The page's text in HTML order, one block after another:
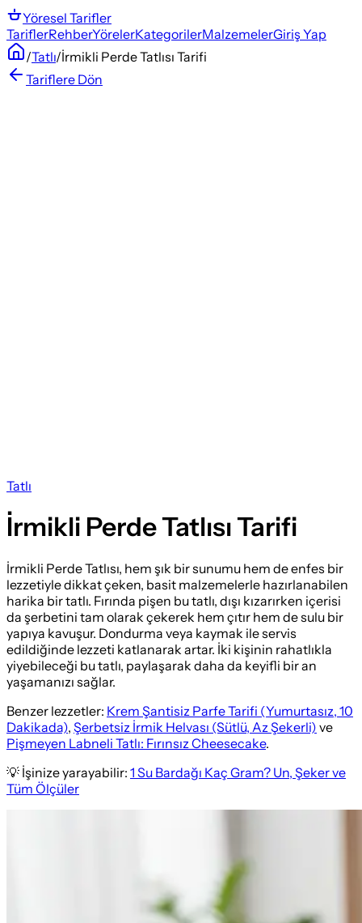
Yöresel Tarifler
TariflerRehberYörelerKategorilerMalzemelerGiriş Yap
/Tatlı/İrmikli Perde Tatlısı Tarifi
Tariflere Dön
Tatlı
İrmikli Perde Tatlısı Tarifi
İrmikli Perde Tatlısı, hem şık bir sunumu hem de enfes bir
lezzetiyle dikkat çeken, basit malzemelerle hazırlanabilen
harika bir tatlı. Fırında pişen bu tatlı, dışı kızarırken içerisi
da şerbetini tam olarak çekerek hem çıtır hem de sulu bir
yapıya kavuşur. Dondurma veya kaymak ile servis
edildiğinde lezzeti katlanarak artar. İki kişinin rahatlıkla
yiyebileceği bu tatlı, paylaşarak daha da keyifli bir an
yaşamanızı sağlar.
Benzer lezzetler: Krem Şantisiz Parfe Tarifi (Yumurtasız, 10
Dakikada), Şerbetsiz İrmik Helvası (Sütlü, Az Şekerli) ve
Pişmeyen Labneli Tatlı: Fırınsız Cheesecake.
💡 İşinize yarayabilir: 1 Su Bardağı Kaç Gram? Un, Şeker ve
Tüm Ölçüler